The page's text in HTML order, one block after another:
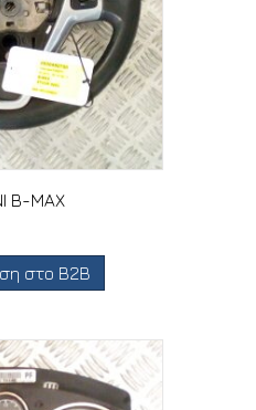
B-MAX
στο B2B